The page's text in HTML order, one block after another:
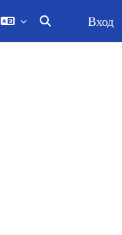
Изменить
Вход